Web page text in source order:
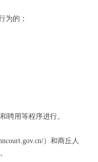
为的；
聘用等程序进行。
）和商丘人